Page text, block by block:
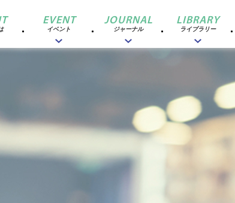
EVENT
イベント
JOURNAL
ジャーナル
LIBRARY
ライブラリー